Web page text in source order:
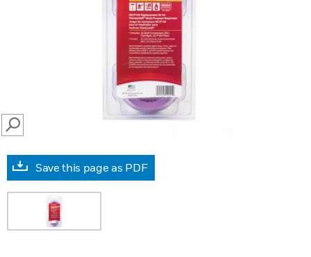
SEARCH
Save this page as PDF